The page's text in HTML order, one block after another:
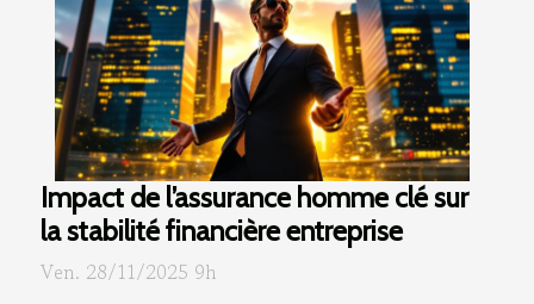
Impact de l’assurance homme clé sur
la stabilité financière entreprise
Ven. 28/11/2025 9h